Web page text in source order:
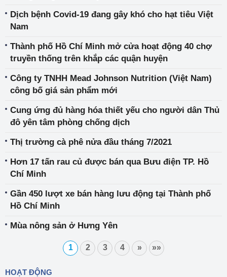
Dịch bệnh Covid-19 đang gây khó cho hạt tiêu Việt
Nam
Thành phố Hồ Chí Minh mở cửa hoạt động 40 chợ
truyền thống trên khắp các quận huyện
Công ty TNHH Mead Johnson Nutrition (Việt Nam)
công bố giá sản phẩm mới
Cung ứng đủ hàng hóa thiết yếu cho người dân Thủ
đô yên tâm phòng chống dịch
Thị trường cà phê nửa đầu tháng 7/2021
Hơn 17 tấn rau củ được bán qua Bưu điện TP. Hồ
Chí Minh
Gần 450 lượt xe bán hàng lưu động tại Thành phố
Hồ Chí Minh
Mùa nông sản ở Hưng Yên
1 2 3 4 » »»
HOẠT ĐỘNG